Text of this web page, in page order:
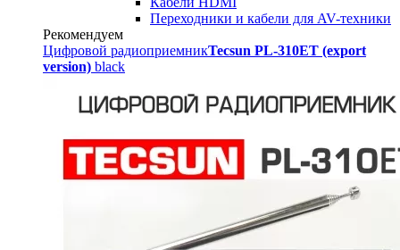
Переходники и кабели для AV-техники
Рекомендуем
Цифровой радиоприемникTecsun PL-310ET (export
version) black